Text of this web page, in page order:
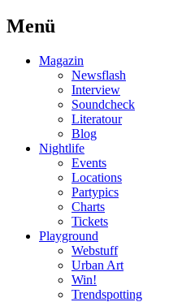
Menü
Magazin
Newsflash
Interview
Soundcheck
Literatour
Blog
Nightlife
Events
Locations
Partypics
Charts
Tickets
Playground
Webstuff
Urban Art
Win!
Trendspotting